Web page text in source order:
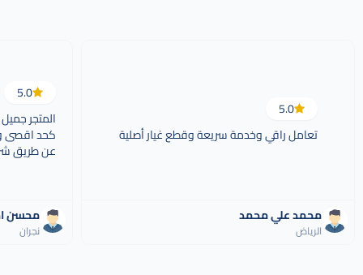
5.0
تعامل راقي وخدمة سريعة وقطع غيار أصلية
محمد علي محمد
الرياض
5.0
المتجر
كحد اقصى
عن طريق
محسن
نجران